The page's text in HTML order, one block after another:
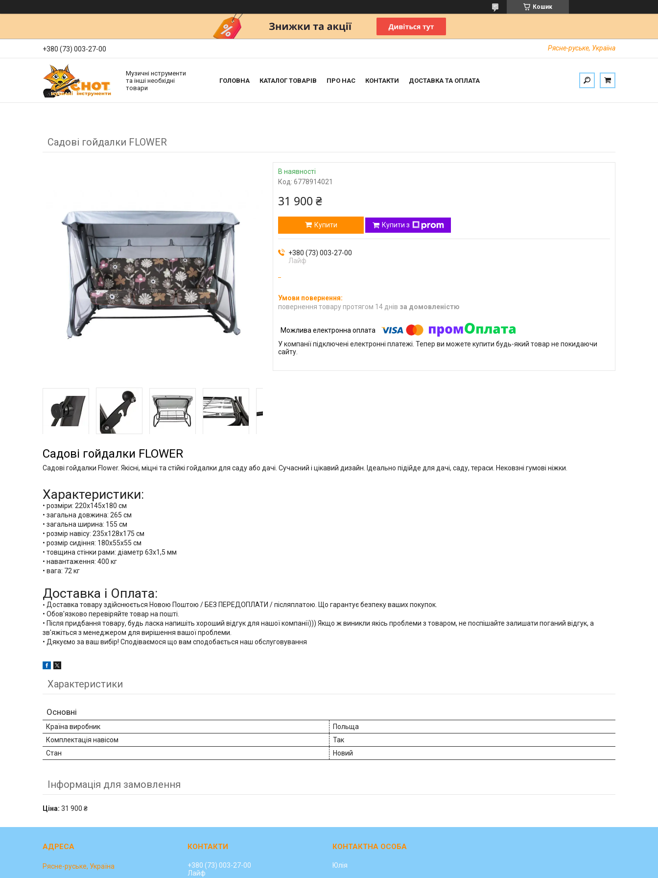
Кошик
+380 (73) 003-27-00 Рясне-руське, Україна
Музичні нструменти
та інші необхідні
товари
ГОЛОВНА КАТАЛОГ ТОВАРІВ ПРО НАС КОНТАКТИ ДОСТАВКА ТА ОПЛАТА
Садові гойдалки FLOWER
В наявності
Код: 6778914021
31 900 ₴
Купити Купити з
+380 (73) 003-27-00
Лайф
повернення товару протягом 14 днів за домовленістю
У компанії підключені електронні платежі. Тепер ви можете купити будь-який товар не покидаючи
сайту.
Садові гойдалки FLOWER
Садові гойдалки Flower. Якісні, міцні та стійкі гойдалки для саду або дачі. Сучасний і цікавий дизайн. Ідеально підійде для дачі, саду, тераси. Нековзні гумові ніжки.
Характеристики:
• розміри: 220х145х180 см
• загальна довжина: 265 см
• загальна ширина: 155 см
• розмір навісу: 235х128х175 см
• розмір сидіння: 180х55х55 см
• товщина стінки рами: діаметр 63х1,5 мм
• навантаження: 400 кг
• вага: 72 кг
Доставка і Оплата:
• Доставка товару здійснюється Новою Поштою / БЕЗ ПЕРЕДОПЛАТИ / післяплатою. Що гарантує безпеку ваших покупок.
• Обов'язково перевіряйте товар на пошті.
• Після придбання товару, будь ласка напишіть хороший відгук для нашої компанії))) Якщо ж виникли якісь проблеми з товаром, не поспішайте залишати поганий відгук, а
зв'яжіться з менеджером для вирішення вашої проблеми.
• Дякуємо за ваш вибір! Сподіваємося що вам сподобається наш обслуговування
Характеристики
Основні
Країна виробник
Польща
Комплектація навісом
Так
Стан
Новий
Інформація для замовлення
Ціна: 31 900 ₴
Рясне-руське, Україна
+380 (73) 003-27-00
Лайф
Юлія